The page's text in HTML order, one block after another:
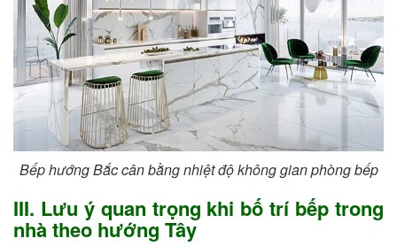
Bếp hướng Bắc cân bằng nhiệt độ không gian phòng bếp
III. Lưu ý quan trọng khi bố trí bếp trong
nhà theo hướng Tây